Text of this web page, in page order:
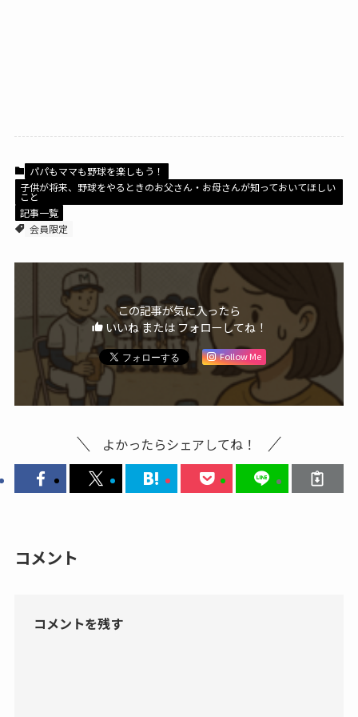
パパもママも野球を楽しもう！
子供が将来、野球をやるときのお父さん・お母さんが知っておいてほしい
こと
記事一覧
会員限定
この記事が気に入ったら
いいね または フォローしてね！
Follow Me
よかったらシェアしてね！
コメント
コメントを残す